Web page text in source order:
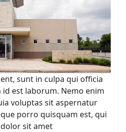
sunt in culpa qui officia
est laborum. Nemo enim
voluptas sit aspernatur
porro quisquam est, qui
sit amet